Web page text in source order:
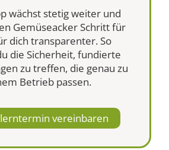
wächst stetig weiter und
Gemüseacker Schritt für
dich transparenter. So
die Sicherheit, fundierte
zu treffen, die genau zu
Betrieb passen.
vereinbaren